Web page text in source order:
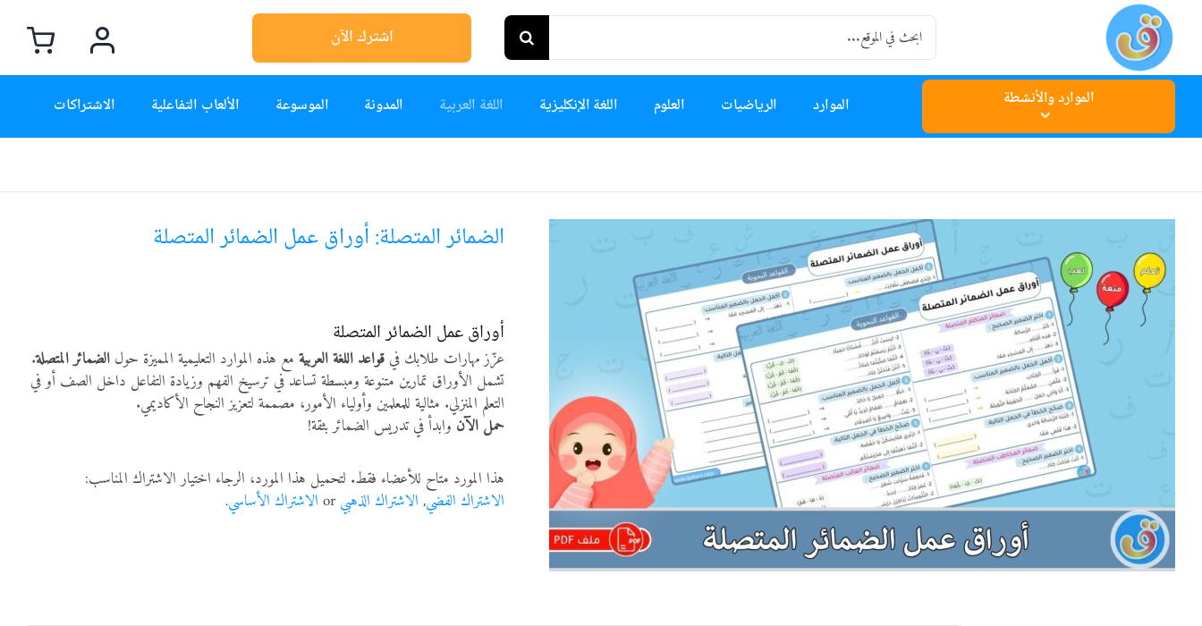
content
Search
for:
اشترك الآن
الموارد والأنشطة الموارد الرياضيات العلوم اللغة الإنكليزية اللغة العربية المدونة الموسوعة الألعاب التفاعلية الاشتراكات
الضمائر المتصلة: أوراق عمل الضمائر المتصلة
أوراق عمل الضمائر المتصلة
عزّز مهارات طلابك في قواعد اللغة العربية مع هذه الموارد التعليمية المميزة حول الضمائر المتصلة.
تشمل الأوراق تمارين متنوعة ومبسطة تساعد في ترسيخ الفهم وزيادة التفاعل داخل الصف أو في
التعلم المنزلي. مثالية للمعلمين وأولياء الأمور، مصممة لتعزيز النجاح الأكاديمي.
حمل الآن وابدأ في تدريس الضمائر بثقة!
هذا المورد متاح للأعضاء فقط. لتحميل هذا المورد، الرجاء اختيار الاشتراك المناسب:
الاشتراك الفضي, الاشتراك الذهبي الاشتراك الأساسي.